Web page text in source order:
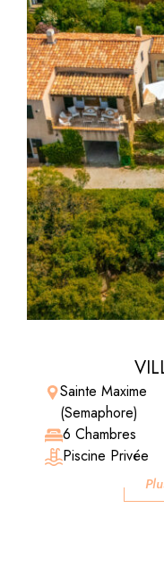
Sainte Maxime
(Semaphore)
6 Chambres
Piscine Privée